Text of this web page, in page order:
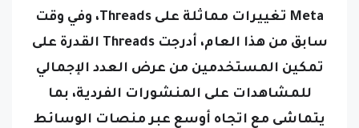
Meta تغييرات مماثلة على Threads، وفي وقت
سابق من هذا العام، أدرجت Threads القدرة على
تمكين المستخدمين من عرض العدد الإجمالي
للمشاهدات على المنشورات الفردية، بما
يتماشى مع اتجاه أوسع عبر منصات الوسائط